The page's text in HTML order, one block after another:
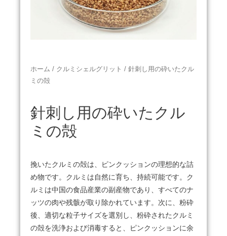
ホーム / クルミシェルグリット / 針刺し用の砕いたクル
ミの殻
針刺し用の砕いたクル
ミの殻
挽いたクルミの殻は、ピンクッションの理想的な詰
め物です。 クルミは自然に育ち、持続可能です。 ク
ルミは中国の食品産業の副産物であり、すべてのナ
ッツの肉や残骸が取り除かれています。 次に、粉砕
後、適切な粒子サイズを選別し、粉砕されたクルミ
の殻を洗浄および消毒すると、ピンクッションに余